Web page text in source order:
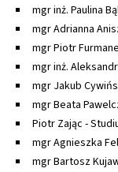
mgr inż. Paulina
mgr Adrianna
mgr Piotr
mgr inż.
mgr Jakub
mgr Beata
Piotr Zając -
mgr Agnieszka
mgr Bartosz